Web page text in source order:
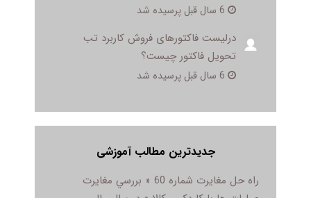
درلیست فاکتورهای فروش کاربرد تب
تحویل فاکتور چیست؟
جدیدترین مطالب آموزشی
راه حل مغایرت شماره 60 « بررسي مغايرت